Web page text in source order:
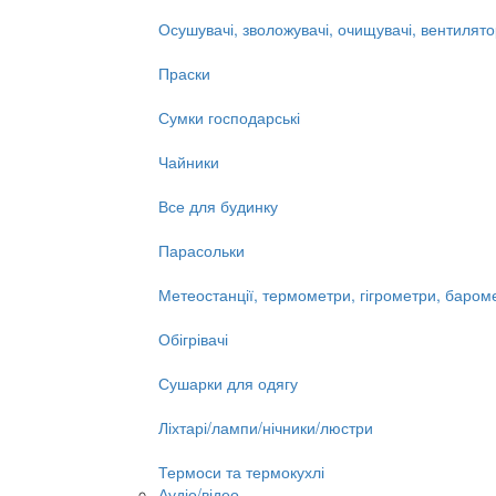
Осушувачі, зволожувачі, очищувачі,
Праски
Сумки господарські
Чайники
Все для будинку
Парасольки
Метеостанції, термометри, гігрометри,
Обігрівачі
Сушарки для одягу
Ліхтарі/лампи/нічники/люстри
Термоси та термокухлі